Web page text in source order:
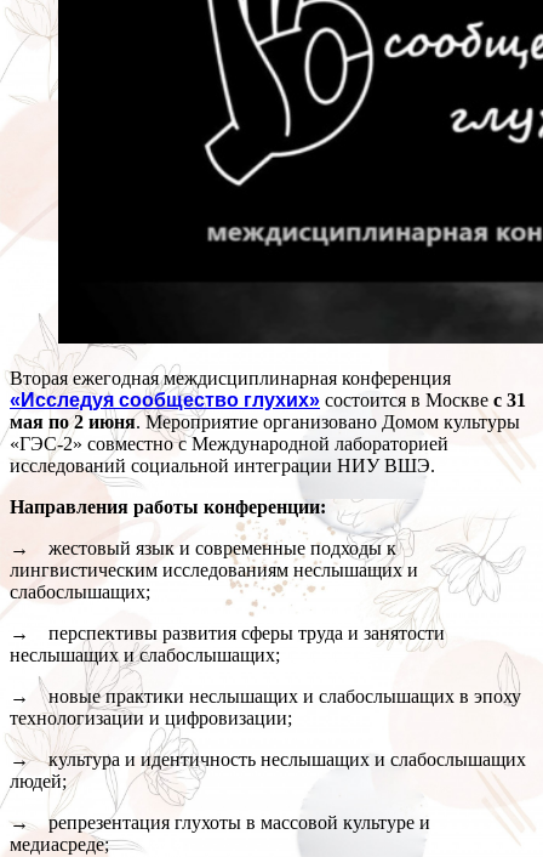
Вторая ежегодная междисциплинарная конференция
«Исследуя сообщество глухих» состоится в Москве с 31
мая по 2 июня. Мероприятие организовано Домом культуры
«ГЭС-2» совместно с Международной лабораторией
исследований социальной интеграции НИУ ВШЭ.
Направления работы конференции:
→ жестовый язык и современные подходы к
лингвистическим исследованиям неслышащих и
слабослышащих;
→ перспективы развития сферы труда и занятости
неслышащих и слабослышащих;
→ новые практики неслышащих и слабослышащих в эпоху
технологизации и цифровизации;
→ культура и идентичность неслышащих и слабослышащих
людей;
→ репрезентация глухоты в массовой культуре и
медиасреде;